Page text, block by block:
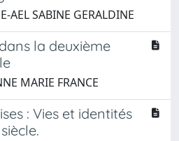
AEL SABINE GERALDINE
la deuxième
MARIE FRANCE
: Vies et identités